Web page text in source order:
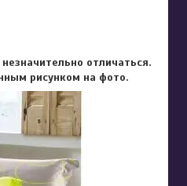
отличаться.
рисунком на фото.